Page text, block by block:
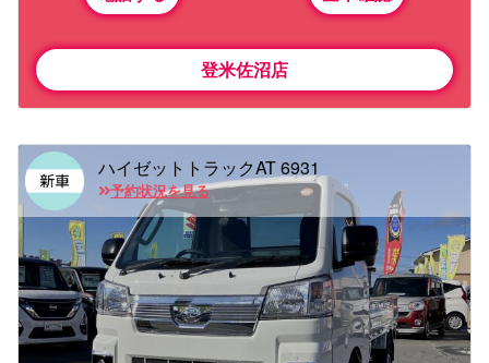
登米佐沼店
ハイゼットトラックAT 6931
予約状況を見る